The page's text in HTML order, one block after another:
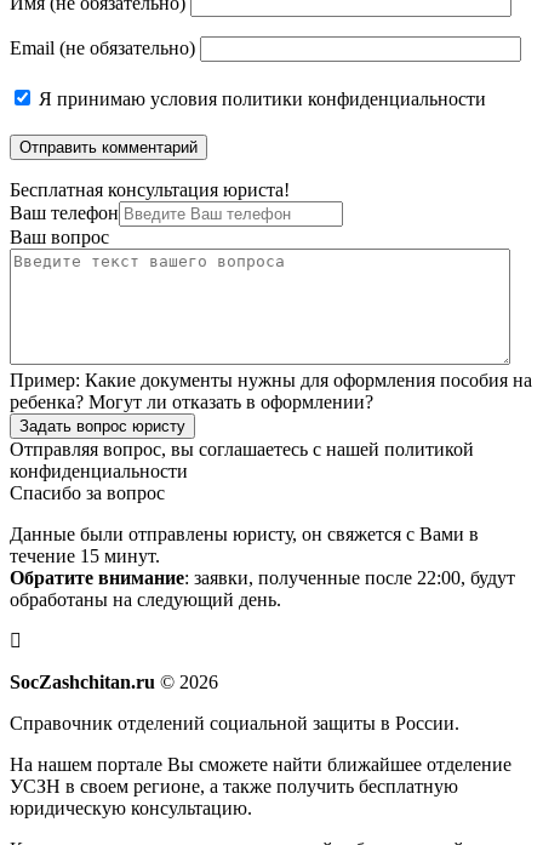
Email (не обязательно)
Я принимаю условия политики конфиденциальности
Бесплатная консультация юриста!
Ваш телефон
Ваш вопрос
Пример: Какие документы нужны для оформления пособия на
ребенка? Могут ли отказать в оформлении?
Задать вопрос юристу
Отправляя вопрос, вы соглашаетесь с нашей политикой
конфиденциальности
Спасибо за вопрос
Данные были отправлены юристу, он свяжется с Вами в
течение 15 минут.
Обратите внимание: заявки, полученные после 22:00, будут
обработаны на следующий день.
SocZashchitan.ru © 2026
Справочник отделений социальной защиты в России.
На нашем портале Вы сможете найти ближайшее отделение
УСЗН в своем регионе, а также получить бесплатную
юридическую консультацию.